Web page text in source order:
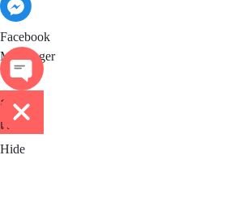
Facebook
Messenger
ติดต่อ
เรา
Hide